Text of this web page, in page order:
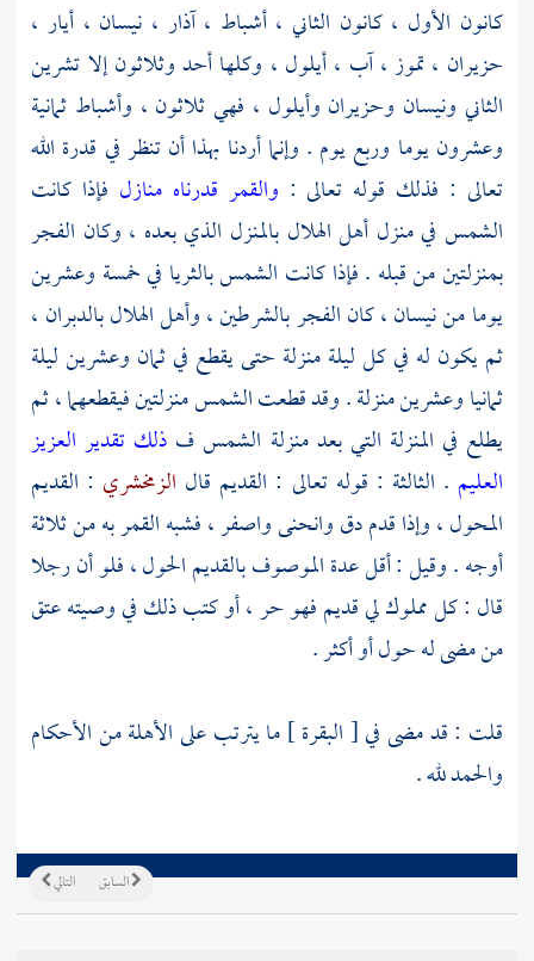
كانون الأول ، كانون الثاني ، أشباط ، آذار ، نيسان ، أيار ،
حزيران ، تموز ، آب ، أيلول ، وكلها أحد وثلاثون إلا تشرين
الثاني ونيسان وحزيران وأيلول ، فهي ثلاثون ، وأشباط ثمانية
وعشرون يوما وربع يوم . وإنما أردنا بهذا أن تنظر في قدرة الله
تعالى : فذلك قوله تعالى : والقمر قدرناه منازل فإذا كانت
الشمس في منزل أهل الهلال بالمنزل الذي بعده ، وكان الفجر
بمنزلتين من قبله . فإذا كانت الشمس بالثريا في خمسة وعشرين
يوما من نيسان ، كان الفجر بالشرطين ، وأهل الهلال بالدبران ،
ثم يكون له في كل ليلة منزلة حتى يقطع في ثمان وعشرين ليلة
ثمانيا وعشرين منزلة . وقد قطعت الشمس منزلتين فيقطعهما ، ثم
يطلع في المنزلة التي بعد منزلة الشمس ف ذلك تقدير العزيز
العليم . الثالثة : قوله تعالى : القديم قال الزمخشري : القديم
المحول ، وإذا قدم دق وانحنى واصفر ، فشبه القمر به من ثلاثة
أوجه . وقيل : أقل عدة الموصوف بالقديم الحول ، فلو أن رجلا
قال : كل مملوك لي قديم فهو حر ، أو كتب ذلك في وصيته عتق
من مضى له حول أو أكثر .
قلت : قد مضى في [ البقرة ] ما يترتب على الأهلة من الأحكام
والحمد لله .
التالي السابق